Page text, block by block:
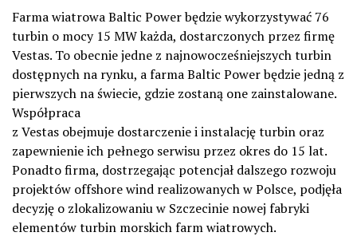
Farma wiatrowa Baltic Power będzie wykorzystywać 76
turbin o mocy 15 MW każda, dostarczonych przez firmę
Vestas. To obecnie jedne z najnowocześniejszych turbin
dostępnych na rynku, a farma Baltic Power będzie jedną z
pierwszych na świecie, gdzie zostaną one zainstalowane.
Współpraca
z Vestas obejmuje dostarczenie i instalację turbin oraz
zapewnienie ich pełnego serwisu przez okres do 15 lat.
Ponadto firma, dostrzegając potencjał dalszego rozwoju
projektów offshore wind realizowanych w Polsce, podjęła
decyzję o zlokalizowaniu w Szczecinie nowej fabryki
elementów turbin morskich farm wiatrowych.